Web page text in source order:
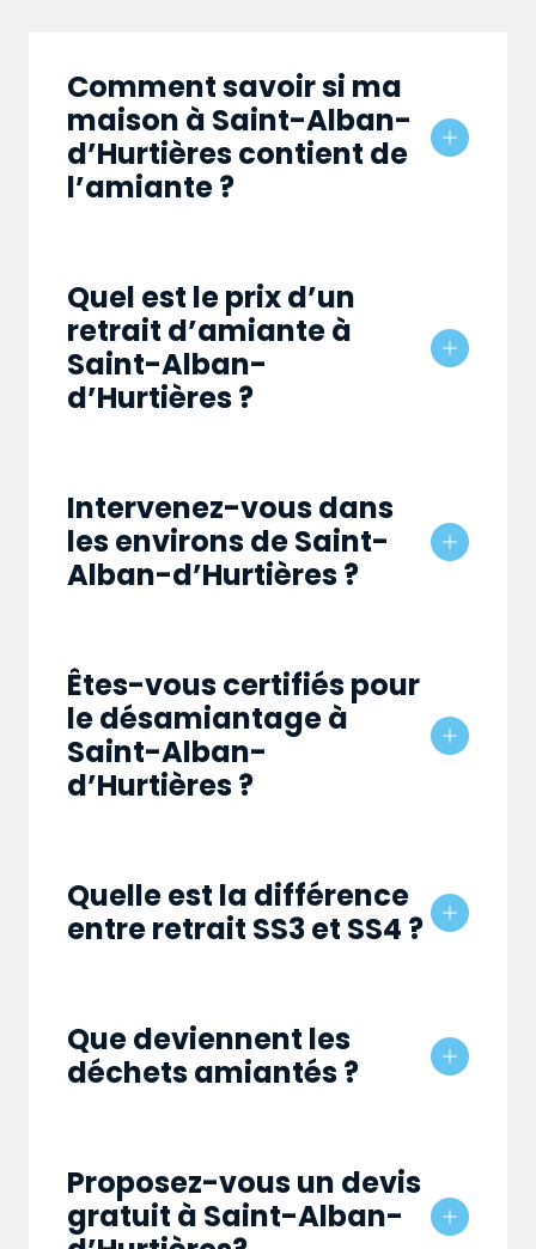
Comment savoir si ma
maison à Saint-Alban-
d’Hurtières contient de
l’amiante ?
Quel est le prix d’un
retrait d’amiante à
Saint-Alban-
d’Hurtières ?
Intervenez-vous dans
les environs de Saint-
Alban-d’Hurtières ?
Êtes-vous certifiés pour
le désamiantage à
Saint-Alban-
d’Hurtières ?
Quelle est la différence
entre retrait SS3 et SS4 ?
Que deviennent les
déchets amiantés ?
Proposez-vous un devis
gratuit à Saint-Alban-